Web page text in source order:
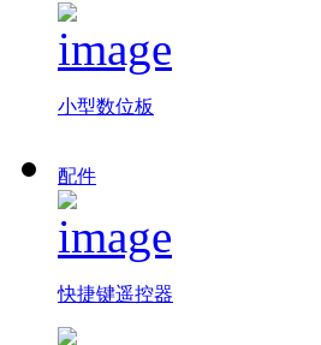
小型数位板
配件
快捷键遥控器